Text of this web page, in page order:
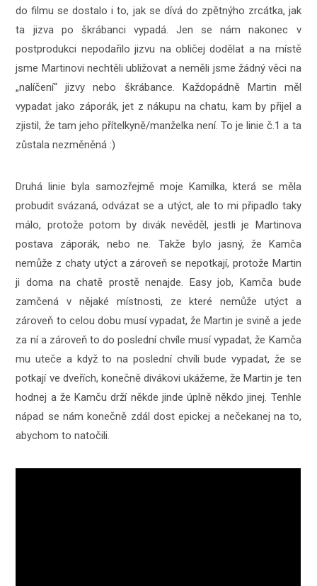
do filmu se dostalo i to, jak se dívá do zpětnýho zrcátka, jak
ta jizva po škrábanci vypadá. Jen se nám nakonec v
postprodukci nepodařilo jizvu na obličej dodělat a na místě
jsme Martinovi nechtěli ubližovat a neměli jsme žádný věci na
„nalíčení“ jizvy nebo škrábance. Každopádně Martin měl
vypadat jako záporák, jet z nákupu na chatu, kam by přijel a
zjistil, že tam jeho přítelkyně/manželka není. To je linie č.1 a ta
zůstala nezměněná :)
Druhá linie byla samozřejmě moje Kamilka, která se měla
probudit svázaná, odvázat se a utýct, ale to mi připadlo taky
málo, protože potom by divák nevěděl, jestli je Martinova
postava záporák, nebo ne. Takže bylo jasný, že Kamča
nemůže z chaty utýct a zároveň se nepotkají, protože Martin
ji doma na chatě prostě nenajde. Easy job, Kamča bude
zamčená v nějaké místnosti, ze které nemůže utýct a
zároveň to celou dobu musí vypadat, že Martin je svině a jede
za ní a zároveň to do poslední chvíle musí vypadat, že Kamča
mu uteče a když to na poslední chvíli bude vypadat, že se
potkají ve dveřích, konečně divákovi ukážeme, že Martin je ten
hodnej a že Kamču drží někde jinde úplně někdo jinej. Tenhle
nápad se nám konečně zdál dost epickej a nečekanej na to,
abychom to natočili.